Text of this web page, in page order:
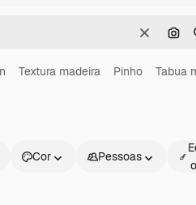
Limpar
Textura madeira Pinho Tabua
Cor Pessoas